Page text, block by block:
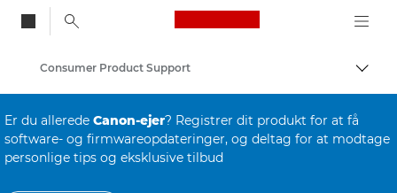
Canon Logo, back
Skift
Consumer Product Support
Er du allerede Canon-ejer? Registrer dit produkt for at få
software- og firmwareopdateringer, og deltag for at modtage
personlige tips og eksklusive tilbud